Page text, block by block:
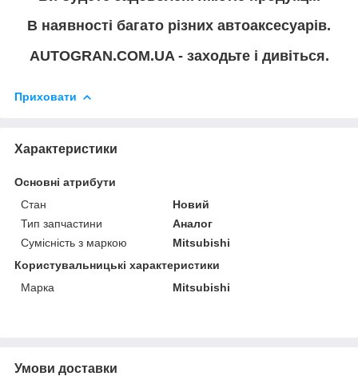
В наявності багато різних автоаксесуарів.
AUTOGRAN.COM.UA - заходьте і дивіться.
Приховати
Характеристики
Основні атрибути
Стан
Новий
Тип запчастини
Аналог
Сумісність з маркою
Mitsubishi
Користувальницькі характеристики
Марка
Mitsubishi
Умови доставки